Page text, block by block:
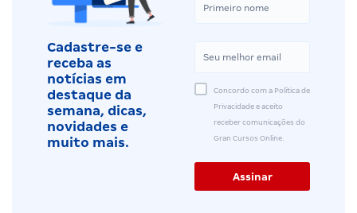
Cadastre-se e
receba as
notícias em
destaque da
semana, dicas,
novidades e
muito mais.
Concordo com a Política de
Privacidade e aceito
receber comunicações do
Gran Cursos Online.